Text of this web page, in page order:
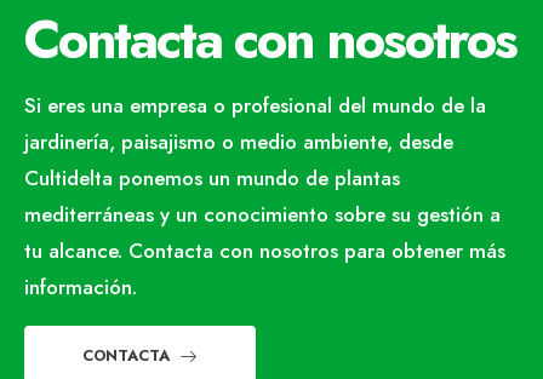
Contacta con nosotros
Si eres una empresa o profesional del mundo de la
jardinería, paisajismo o medio ambiente, desde
Cultidelta ponemos un mundo de plantas
mediterráneas y un conocimiento sobre su gestión a
tu alcance. Contacta con nosotros para obtener más
información.
CONTACTA